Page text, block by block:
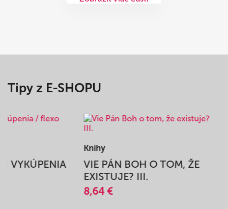
Tipy z E-SHOPU
VYKÚPENIA
Knihy
VIE PÁN BOH O TOM, ŽE
EXISTUJE? III.
8,64 €